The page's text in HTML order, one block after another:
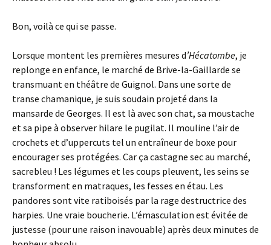
Bon, voilà ce qui se passe.
Lorsque montent les premières mesures d’Hécatombe, je
replonge en enfance, le marché de Brive-la-Gaillarde se
transmuant en théâtre de Guignol. Dans une sorte de
transe chamanique, je suis soudain projeté dans la
mansarde de Georges. Il est là avec son chat, sa moustache
et sa pipe à observer hilare le pugilat. Il mouline l’air de
crochets et d’uppercuts tel un entraîneur de boxe pour
encourager ses protégées. Car ça castagne sec au marché,
sacrebleu ! Les légumes et les coups pleuvent, les seins se
transforment en matraques, les fesses en étau. Les
pandores sont vite ratiboisés par la rage destructrice des
harpies. Une vraie boucherie. L’émasculation est évitée de
justesse (pour une raison inavouable) après deux minutes de